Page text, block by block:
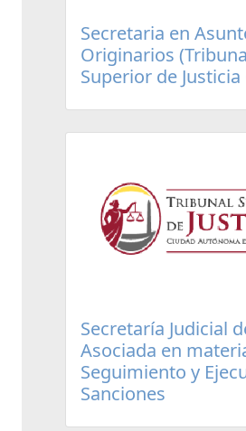
Secretaria en
Originarios
Superior de Justicia
Secretaría Judicial
Asociada en
Seguimiento y
Sanciones